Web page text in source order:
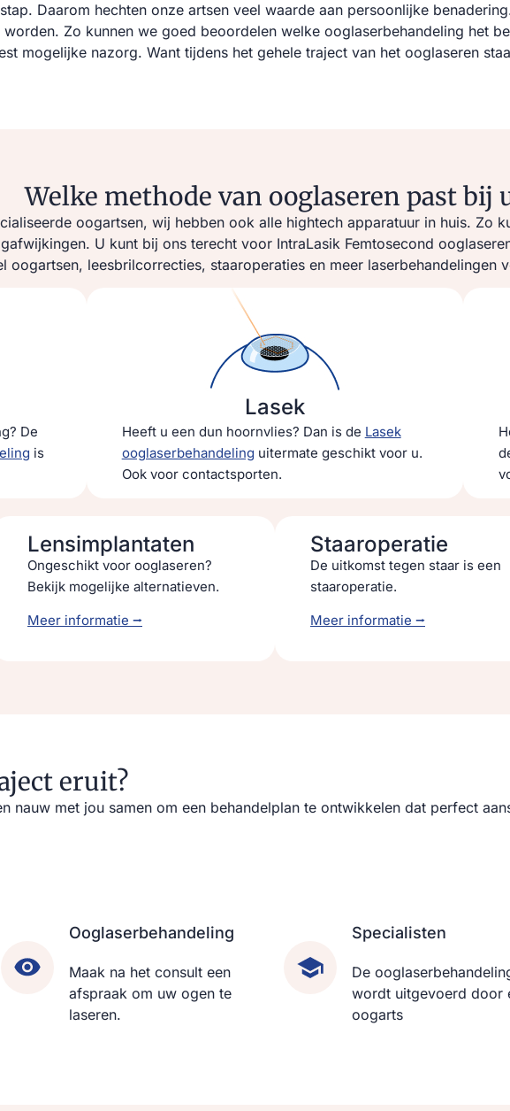
Daarom hechten onze artsen veel waarde aan persoonlijke
Zo kunnen we goed beoordelen welke ooglaserbehandeling het
mogelijke nazorg. Want tijdens het gehele traject van het ooglaseren
Welke methode van ooglaseren past bij
oogartsen, wij hebben ook alle hightech apparatuur in huis. Zo
U kunt bij ons terecht voor IntraLasik Femtosecond
oogartsen, leesbrilcorrecties, staaroperaties en meer laserbehandelingen
De
is
Lasek
Heeft u een dun hoornvlies? Dan is de Lasek
ooglaserbehandeling uitermate geschikt voor u.
Ook voor contactsporten.
Lensimplantaten
Ongeschikt voor ooglaseren?
Bekijk mogelijke alternatieven.
Meer informatie ⭢
Staaroperatie
De uitkomst tegen staar is een
staaroperatie.
Meer informatie ⭢
eruit?
nauw met jou samen om een behandelplan te ontwikkelen dat perfect
Ooglaserbehandeling
Maak na het consult een
afspraak om uw ogen te
laseren.
Specialisten
De
wordt uitgevoerd door
oogarts